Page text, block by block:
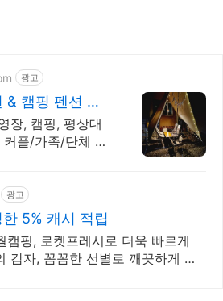
광고
& 캠핑 펜션 바
장, 캠핑, 평상대
플/가족/단체 래
광고
5% 캐시 적립
캠핑, 로켓프레시로 더욱 빠르게
감자, 꼼꼼한 선별로 깨끗하게 배